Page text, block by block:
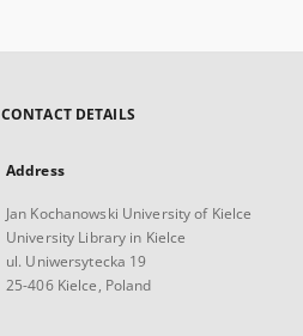
CONTACT DETAILS
Address
Jan Kochanowski University of Kielce
University Library in Kielce
ul. Uniwersytecka 19
25-406 Kielce, Poland